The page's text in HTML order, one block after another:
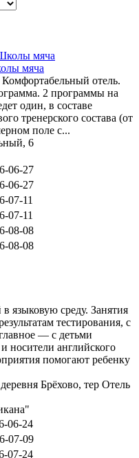
мяча
отель.
2 программы на
один, в составе
тренерского состава (от
поле с...
6
06-27
06-27
07-11
07-11
08-08
08-08
языковую среду. Занятия
тестирования, с
— с детьми
носители английского
помогают ребенку
Брёхово, тер Отель
06-24
07-09
07-24